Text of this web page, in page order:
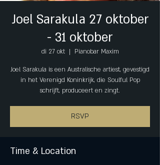
Joel Sarakula 27 oktober
- 31 oktober
di 27 okt
  |
Pianobar Maxim
Joel Sarakula is een Australische artiest, gevestigd
in het Verenigd Koninkrijk, die Soulful Pop
schrijft, produceert en zingt.
RSVP
Time & Location